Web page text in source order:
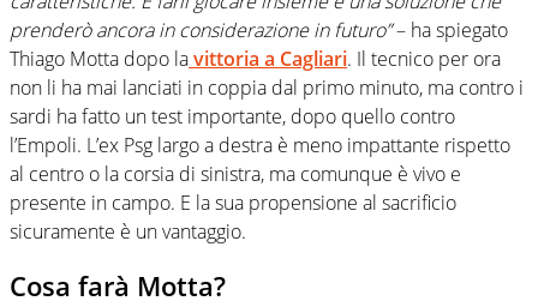
prenderò ancora in considerazione in futuro”– ha spiegato
Thiago Motta dopo lavittoria a Cagliari. Il tecnico per ora
non li ha mai lanciati in coppia dal primo minuto, ma contro i
sardi ha fatto un test importante, dopo quello contro
l’Empoli. L’ex Psg largo a destra è meno impattante rispetto
al centro o la corsia di sinistra, ma comunque è vivo e
presente in campo. E la sua propensione al sacrificio
sicuramente è un vantaggio.
Cosa farà Motta?